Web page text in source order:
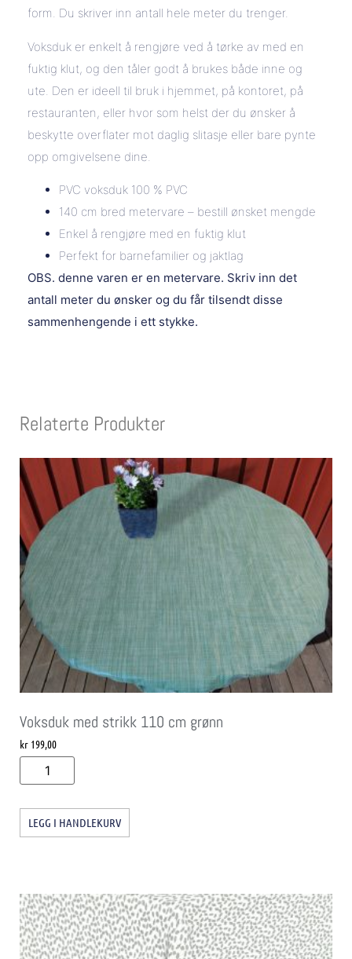
form. Du skriver inn antall hele meter du trenger.
Voksduk er enkelt å rengjøre ved å tørke av med en
fuktig klut, og den tåler godt å brukes både inne og
ute. Den er ideell til bruk i hjemmet, på kontoret, på
restauranten, eller hvor som helst der du ønsker å
beskytte overflater mot daglig slitasje eller bare pynte
opp omgivelsene dine.
PVC voksduk 100 % PVC
140 cm bred metervare – bestill ønsket mengde
Enkel å rengjøre med en fuktig klut
Perfekt for barnefamilier og jaktlag
OBS. denne varen er en metervare. Skriv inn det
antall meter du ønsker og du får tilsendt disse
sammenhengende i ett stykke.
Relaterte Produkter
Voksduk med strikk 110 cm grønn
kr 199,00
LEGG I HANDLEKURV